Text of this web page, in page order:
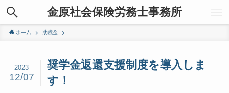
金原社会保険労務士事務所
ホーム 助成金
奨学金返還支援制度を導入しま
す！
2023
12/07